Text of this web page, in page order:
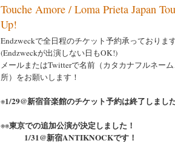
Touche Amore / Loma Prieta Japan
Up!
Endzweckで全日程のチケット予約承っておりま
(Endzweckが出演しない日もOK!)
メールまたはTwitterで名前（カタカナフルネー
所）をお願いします！
※1/29@新宿音楽館のチケット予約は終了しまし
※※東京での追加公演が決定しました！
1/31@新宿ANTIKNOCKです！